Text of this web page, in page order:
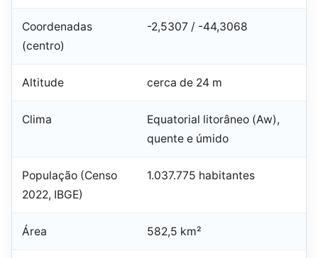
Coordenadas
(centro)
-2,5307 / -44,3068
Altitude cerca de 24 m
Clima
Equatorial litorâneo (Aw),
quente e úmido
População (Censo
2022, IBGE)
1.037.775 habitantes
Área 582,5 km²